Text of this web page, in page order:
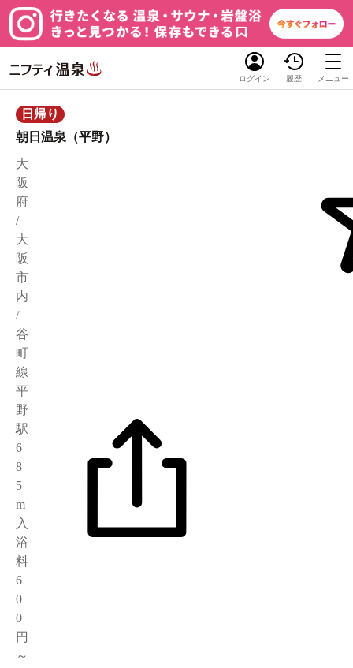
ログイン 履歴 メニュー
日帰り
朝日温泉（平野）
大
阪
府
/
大
阪
市
内
/
谷
町
線
平
野
駅
6
8
5
m
入
浴
料
6
0
0
円
～